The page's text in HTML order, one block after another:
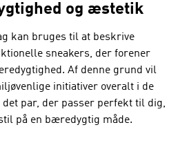
og æstetik
kan bruges til at beskrive
sneakers, der forener
Af denne grund vil
initiativer overalt i de
par, der passer perfekt til dig,
på en bæredygtig måde.